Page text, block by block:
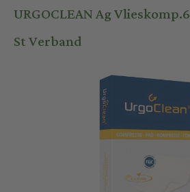
URGOCLEAN Ag
St Verband